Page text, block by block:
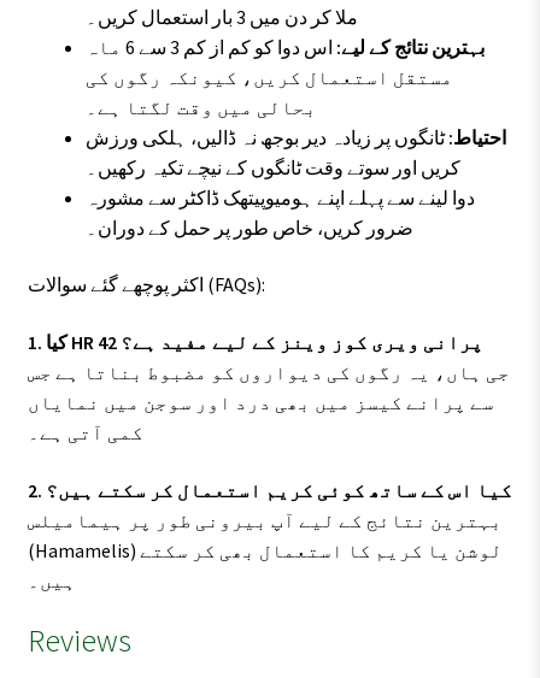
ملا کر دن میں 3 بار استعمال کریں۔
بہترین نتائج کے لیے:
اس دوا کو کم از کم 3 سے 6 ماہ
مستقل استعمال کریں، کیونکہ رگوں کی
بحالی میں وقت لگتا ہے۔
احتیاط:ٹانگوں پر زیادہ دیر بوجھ نہ ڈالیں، ہلکی ورزش
کریں اور سوتے وقت ٹانگوں کے نیچے تکیہ رکھیں۔
دوا لینے سے پہلے اپنے ہومیوپیتھک ڈاکٹر سے مشورہ
ضرور کریں، خاص طور پر حمل کے دوران۔
اکثر پوچھے گئے سوالات (FAQs):
1. کیا HR 42 پرانی ویری کوز وینز کے لیے مفید ہے؟
جی ہاں، یہ رگوں کی دیواروں کو مضبوط بناتا ہے جس
سے پرانے کیسز میں بھی درد اور سوجن میں نمایاں
کمی آتی ہے۔
2. کیا اس کے ساتھ کوئی کریم استعمال کر سکتے ہیں؟
بہترین نتائج کے لیے آپ بیرونی طور پر ہیمامیلس
(Hamamelis) لوشن یا کریم کا استعمال بھی کر سکتے
ہیں۔
Reviews